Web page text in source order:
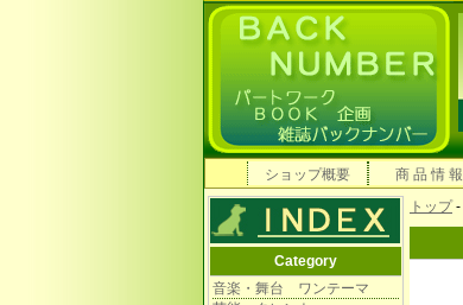
ショップ概要
商 品 情 報
Category
音楽・舞台 ワンテーマ
トップ-